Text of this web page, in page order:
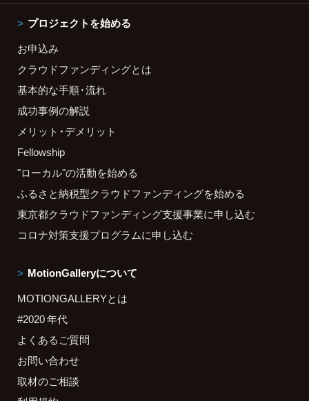
プロジェクトを始める
お申込み
クラウドファンディングとは
基本的な手順・流れ
成功事例の解説
メリット・デメリット
Fellowship
"ローカル"の活動を始める
ふるさと納税型クラウドファンディングを始める
東京都クラウドファンディング支援事業に申し込む
コロナ対策支援プログラムに申し込む
MotionGalleryについて
MOTIONGALLERYとは
#2020 年代
よくあるご質問
お問い合わせ
取材のご相談